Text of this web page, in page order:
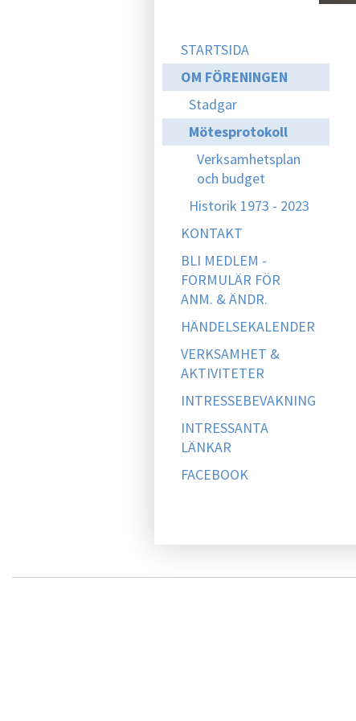
STARTSIDA
OM FÖRENINGEN
Stadgar
Mötesprotokoll
Verksamhetsplan
och budget
Historik 1973 - 2023
KONTAKT
BLI MEDLEM -
FORMULÄR FÖR
ANM. & ÄNDR.
HÄNDELSEKALENDER
VERKSAMHET &
AKTIVITETER
INTRESSEBEVAKNING
INTRESSANTA
LÄNKAR
FACEBOOK